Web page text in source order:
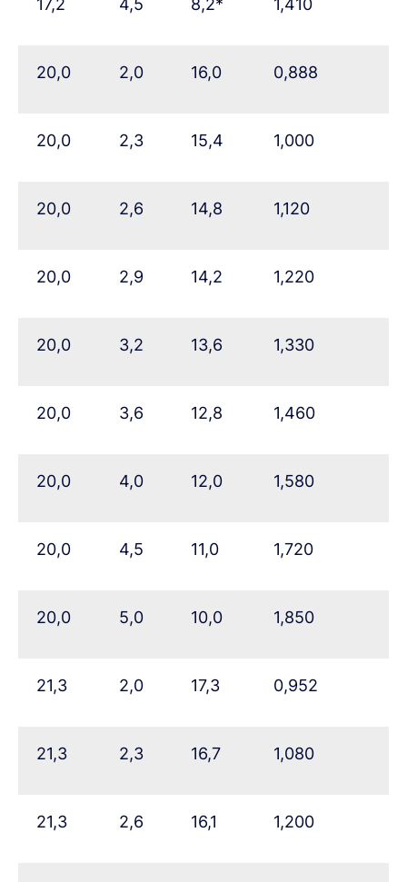
17,2 4,5 8,2* 1,410
20,0 2,0 16,0 0,888
20,0 2,3 15,4 1,000
20,0 2,6 14,8 1,120
20,0 2,9 14,2 1,220
20,0 3,2 13,6 1,330
20,0 3,6 12,8 1,460
20,0 4,0 12,0 1,580
20,0 4,5 11,0 1,720
20,0 5,0 10,0 1,850
21,3 2,0 17,3 0,952
21,3 2,3 16,7 1,080
21,3 2,6 16,1 1,200